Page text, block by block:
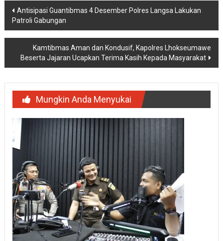
Navigasi
pos
Antisipasi Guantibmas 4 Desember Polres Langsa Lakukan
Patroli Gabungan
Kamtibmas Aman dan Kondusif, Kapolres Lhokseumawe
Beserta Jajaran Ucapkan Terima Kasih Kepada Masyarakat
Mungkin Anda Menyukai